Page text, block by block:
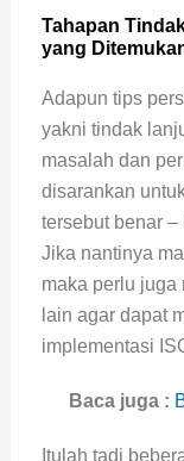
Tahapan
yang
Adapun tips
yakni tindak
masalah dan
disarankan
tersebut benar
Jika nantinya
maka perlu juga
lain agar dapat
implementasi
Baca juga :
Itulah tadi